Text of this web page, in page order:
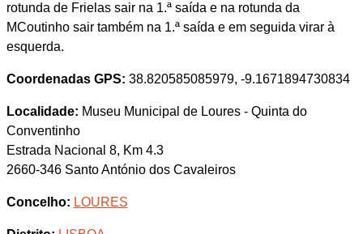
rotunda de Frielas sair na 1.ª saída e na rotunda da
MCoutinho sair também na 1.ª saída e em seguida virar à
esquerda.
Coordenadas GPS: 38.820585085979, -9.1671894730834
Localidade: Museu Municipal de Loures - Quinta do
Conventinho
Estrada Nacional 8, Km 4.3
2660-346 Santo António dos Cavaleiros
Concelho: LOURES